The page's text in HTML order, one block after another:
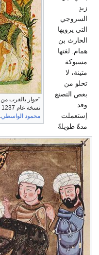
"حوار بالقرب من
نسخة عام 1237 م من
محمود الواسطي
زيدِ
السروجي
التي يرويها
الحارث بن
همام. لغتها
مسبوكة
متينة، لا
تخلو من
بعص التصنع
وقد
اِستعملت
مدةً طويلةً